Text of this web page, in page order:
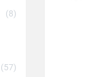
8
57